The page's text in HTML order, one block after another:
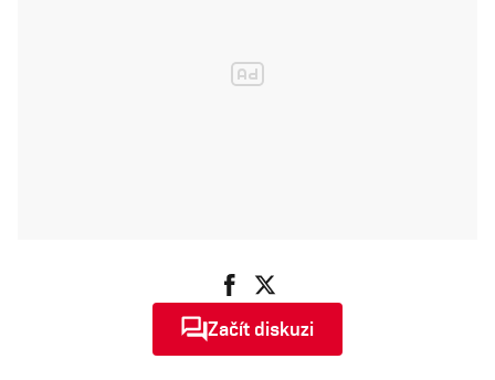
Začít diskuzi